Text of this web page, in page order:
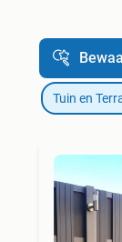
Tuin en